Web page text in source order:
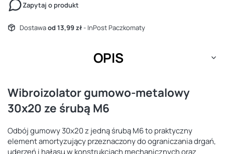
Zapytaj o produkt
Dostawaod 13,99 zł- InPost Paczkomaty
OPIS
Wibroizolator gumowo-metalowy
30x20 ze śrubą M6
Odbój gumowy 30x20 z jedną śrubą M6 to praktyczny
element amortyzujący przeznaczony do ograniczania drgań,
uderzeń i hałasu w konstrukcjach mechanicznych oraz